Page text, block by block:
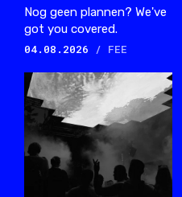
Nog geen plannen? We've
got you covered.
04.08.2026
/ FEE